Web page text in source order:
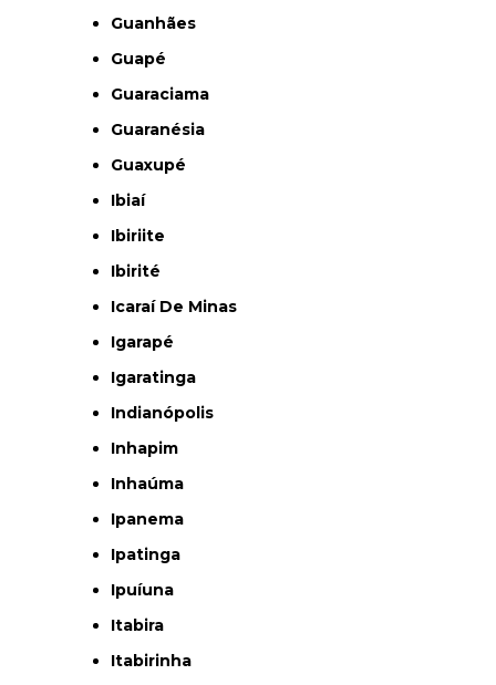
Guanhães
Guapé
Guaraciama
Guaranésia
Guaxupé
Ibiaí
Ibiriite
Ibirité
Icaraí De Minas
Igarapé
Igaratinga
Indianópolis
Inhapim
Inhaúma
Ipanema
Ipatinga
Ipuíuna
Itabira
Itabirinha